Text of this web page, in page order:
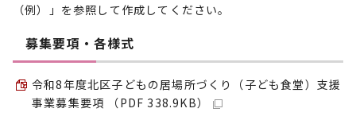
（例）」を参照して作成してください。
募集要項・各様式
令和8年度北区子どもの居場所づくり（子ども食堂）支援
事業募集要項 （PDF 338.9KB）